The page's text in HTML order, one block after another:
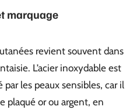
marquage
revient souvent dans
L’acier inoxydable est
les peaux sensibles, car il
plaqué or ou argent, en